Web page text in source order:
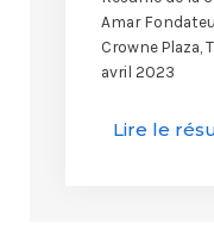
Amar
Crowne Plaza,
avril 2023
Lire le